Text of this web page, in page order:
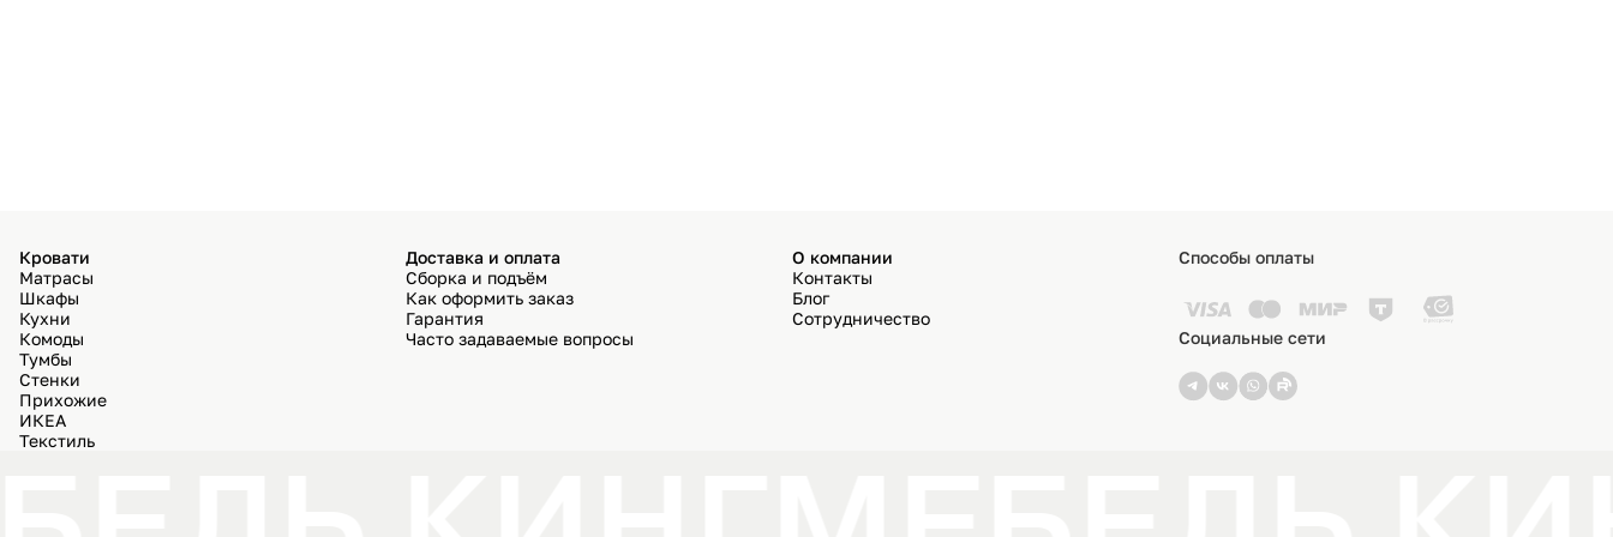
Кровати
Матрасы
Шкафы
Кухни
Комоды
Тумбы
Стенки
Прихожие
ИКЕА
Текстиль
Доставка и оплата
Сборка и подъём
Как оформить заказ
Гарантия
Часто задаваемые вопросы
О компании
Контакты
Блог
Сотрудничество
Способы оплаты
Социальные сети